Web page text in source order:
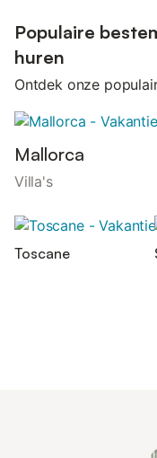
Populaire
huren
Ontdek onze
Mallorca
Villa's
Toscane